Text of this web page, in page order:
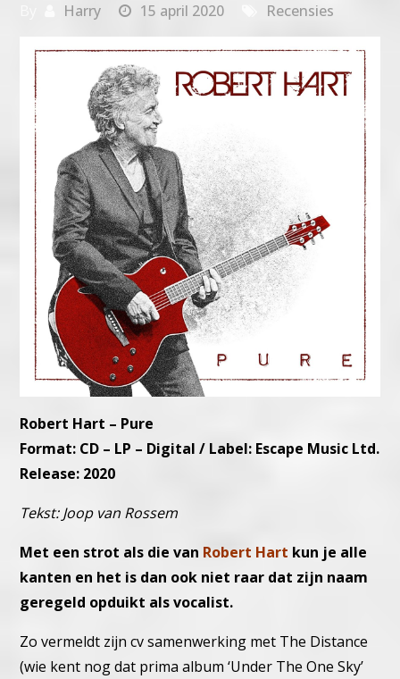
Harry 15 april 2020 Recensies
Robert Hart – Pure
Format: CD – LP – Digital / Label: Escape Music Ltd.
Release: 2020
Tekst: Joop van Rossem
Met een strot als die van Robert Hart kun je alle
kanten en het is dan ook niet raar dat zijn naam
geregeld opduikt als vocalist.
Zo vermeldt zijn cv samenwerking met The Distance
(wie kent nog dat prima album ‘Under The One Sky’